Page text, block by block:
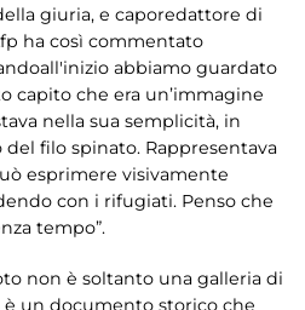
giuria, e caporedattore di
ha così commentato
abbiamo guardato
capito che era un’immagine
nella sua semplicità, in
filo spinato. Rappresentava
esprimere visivamente
con i rifugiati. Penso che
tempo”.
non è soltanto una galleria di
è un documento storico che